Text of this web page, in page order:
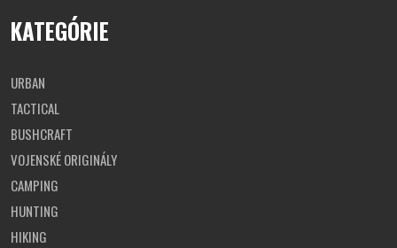
KATEGÓRIE
URBAN
TACTICAL
BUSHCRAFT
VOJENSKÉ ORIGINÁLY
CAMPING
HUNTING
HIKING